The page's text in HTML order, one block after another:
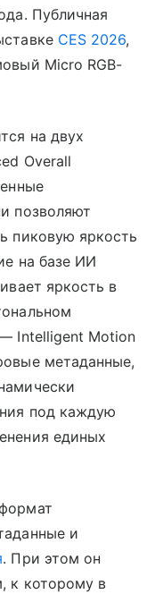
Публичная
CES 2026,
Micro RGB-
на двух
Overall
позволяют
пиковую яркость
на базе ИИ
яркость в
Intelligent Motion
метаданные,
под каждую
единых
и
. При этом он
к которому в